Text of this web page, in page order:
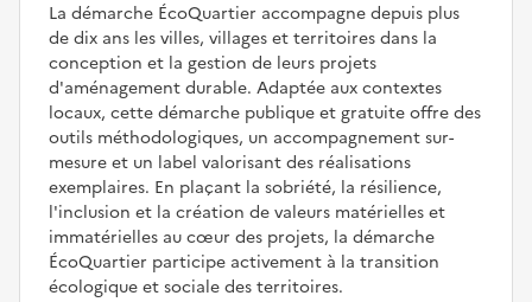
La démarche ÉcoQuartier accompagne depuis plus
de dix ans les villes, villages et territoires dans la
conception et la gestion de leurs projets
d'aménagement durable. Adaptée aux contextes
locaux, cette démarche publique et gratuite offre des
outils méthodologiques, un accompagnement sur-
mesure et un label valorisant des réalisations
exemplaires. En plaçant la sobriété, la résilience,
l'inclusion et la création de valeurs matérielles et
immatérielles au cœur des projets, la démarche
ÉcoQuartier participe activement à la transition
écologique et sociale des territoires.